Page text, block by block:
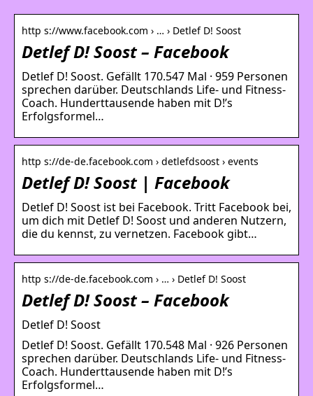
http s://www.facebook.com › … › Detlef D! Soost
Detlef D! Soost – Facebook
Detlef D! Soost. Gefällt 170.547 Mal · 959 Personen
sprechen darüber. Deutschlands Life- und Fitness-
Coach. Hunderttausende haben mit D!’s
Erfolgsformel…
http s://de-de.facebook.com › detlefdsoost › events
Detlef D! Soost | Facebook
Detlef D! Soost ist bei Facebook. Tritt Facebook bei,
um dich mit Detlef D! Soost und anderen Nutzern,
die du kennst, zu vernetzen. Facebook gibt…
http s://de-de.facebook.com › … › Detlef D! Soost
Detlef D! Soost – Facebook
Detlef D! Soost
Detlef D! Soost. Gefällt 170.548 Mal · 926 Personen
sprechen darüber. Deutschlands Life- und Fitness-
Coach. Hunderttausende haben mit D!’s
Erfolgsformel…